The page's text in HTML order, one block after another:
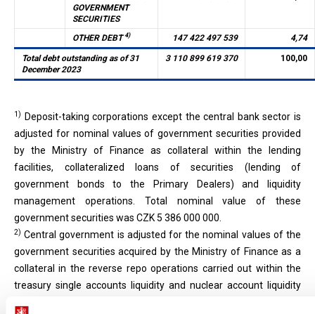
GOVERNMENT
SECURITIES
OTHER DEBT4) 147 422 497 539 4,74
Total debt outstanding as of 31
December 2023
3 110 899 619 370 100,00
1)
Deposit-taking corporations except the central bank sector is
adjusted for nominal values of government securities provided
by the Ministry of Finance as collateral within the lending
facilities, collateralized loans of securities (lending of
government bonds to the Primary Dealers) and liquidity
management operations. Total nominal value of these
government securities was CZK 5 386 000 000.
2) Central government is adjusted for the nominal values of the
government securities acquired by the Ministry of Finance as a
collateral in the reverse repo operations carried out within the
treasury single accounts liquidity and nuclear account liquidity